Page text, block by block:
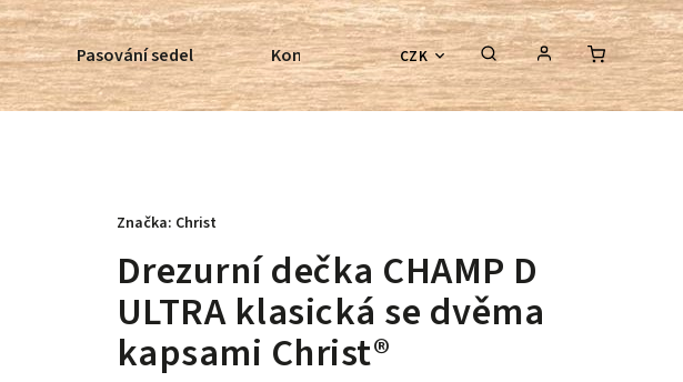
CZK
Pasování sedel Kontroly bezkostrových sedel Poradenství
Drezurní dečka CHAMP D
ULTRA klasická se dvěma
kapsami Christ®
Značka: Christ